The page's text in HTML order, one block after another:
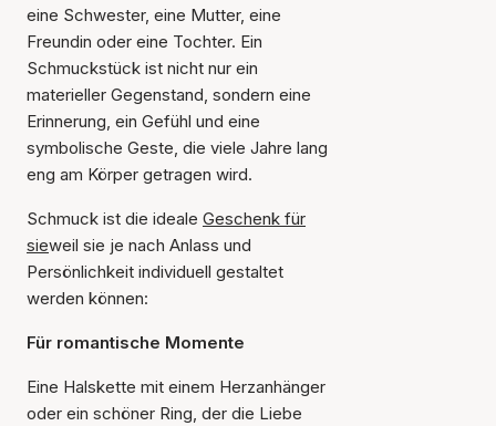
eine Schwester, eine Mutter, eine
Freundin oder eine Tochter. Ein
Schmuckstück ist nicht nur ein
materieller Gegenstand, sondern eine
Erinnerung, ein Gefühl und eine
symbolische Geste, die viele Jahre lang
eng am Körper getragen wird.
Schmuck ist die ideale Geschenk für
sieweil sie je nach Anlass und
Persönlichkeit individuell gestaltet
werden können:
Für romantische Momente
Eine Halskette mit einem Herzanhänger
oder ein schöner Ring, der die Liebe